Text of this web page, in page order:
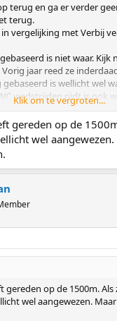
terug en ga er verder
terug.
vergelijking met Verbij
is niet waar. Kijk
jaar reed ze
is wellicht wel
wedstrijden rijdt is ook
de beste is, is wel
1500.
volgende week haar
podium moet kunnen.
Klik om te vergroten...
gereden op de
wel
gereden op de 1500m. Als
wel aangewezen.